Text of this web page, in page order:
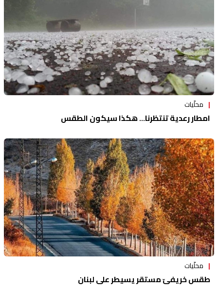
محلّيات
امطار رعدية تنتظرنا... هكذا سيكون الطقس
محلّيات
طقس خريفيّ مستقر يسيطر على لبنان